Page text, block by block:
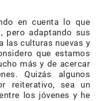
en cuenta lo que
pero adaptando sus
las culturas nuevas y
que estamos
más y de acercar
Quizás algunos
reiterativo, sea un
los jóvenes y he